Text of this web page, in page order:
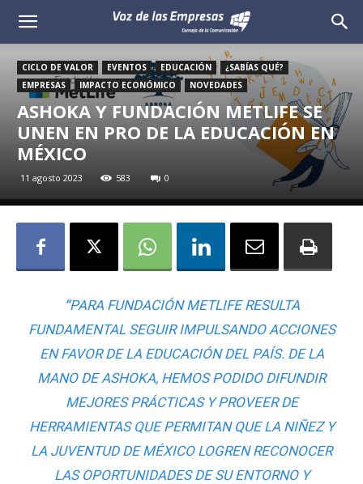
Voz
Empresas
CICLO DE VALOR EVENTOS EDUCACIÓN
¿SABÍAS QUÉ?
EMPRESAS
IMPACTO ECONÓMICO NOVEDADES
ASHOKA Y FUNDACIÓN METLIFE SE
UNEN EN PRO DE LA EDUCACIÓN EN
MÉXICO
11 agosto 2023 583 0
“PARA FUNDACIÓN METLIFE RESULTA
FUNDAMENTAL SEGUIR IMPULSANDO ACCIONES
EN FAVOR DE LA EDUCACIÓN DEL PAÍS. DE LA
MANO DE ASHOKA, HEMOS PODIDO DIFUNDIR
MEJORES PRÁCTICAS Y PROVEER DE
HERRAMIENTAS QUE PERMITAN QUE LA NIÑEZ Y
LA JUVENTUD DE MÉXICO LOGREN RECONOCER
LAS OPORTUNIDADES DE SU ENTORNO Y